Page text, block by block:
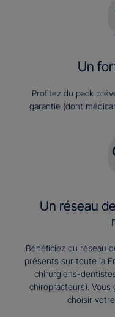
Un
Profitez du pack
garantie (dont
Un réseau
Bénéficiez du réseau
présents sur toute la
chirurgiens-
chiropracteurs). Vous
choisir